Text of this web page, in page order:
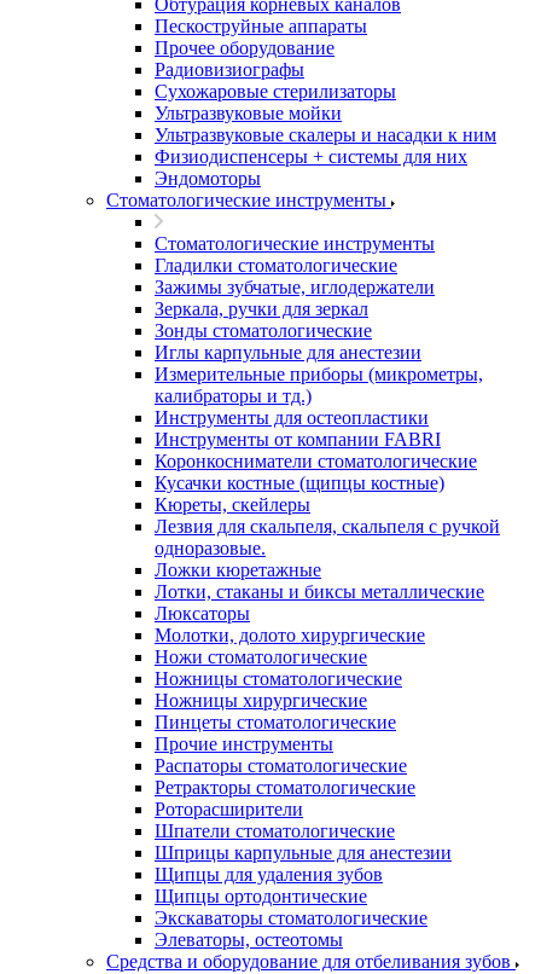
Обтурация корневых каналов
Пескоструйные аппараты
Прочее оборудование
Радиовизиографы
Сухожаровые стерилизаторы
Ультразвуковые мойки
Ультразвуковые скалеры и насадки к ним
Физиодиспенсеры + системы для них
Эндомоторы
Стоматологические инструменты
Стоматологические инструменты
Гладилки стоматологические
Зажимы зубчатые, иглодержатели
Зеркала, ручки для зеркал
Зонды стоматологические
Иглы карпульные для анестезии
Измерительные приборы (микрометры,
калибраторы и тд.)
Инструменты для остеопластики
Инструменты от компании FABRI
Коронкосниматели стоматологические
Кусачки костные (щипцы костные)
Кюреты, скейлеры
Лезвия для скальпеля, скальпеля с ручкой
одноразовые.
Ложки кюретажные
Лотки, стаканы и биксы металлические
Люксаторы
Молотки, долото хирургические
Ножи стоматологические
Ножницы стоматологические
Ножницы хирургические
Пинцеты стоматологические
Прочие инструменты
Распаторы стоматологические
Ретракторы стоматологические
Роторасширители
Шпатели стоматологические
Шприцы карпульные для анестезии
Щипцы для удаления зубов
Щипцы ортодонтические
Экскаваторы стоматологические
Элеваторы, остеотомы
Средства и оборудование для отбеливания зубов